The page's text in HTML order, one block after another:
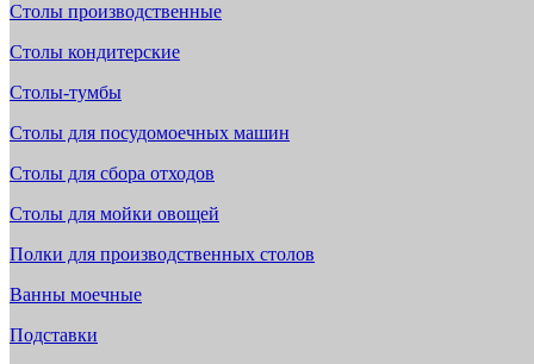
Столы производственные
Столы кондитерские
Столы-тумбы
Столы для посудомоечных машин
Столы для сбора отходов
Столы для мойки овощей
Полки для производственных столов
Ванны моечные
Подставки